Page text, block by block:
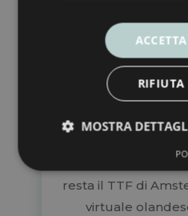
Prezzo gas
perché il
Il prezzo del gas
resta il TTF di
virtuale
RIFIUTA
MOSTRA